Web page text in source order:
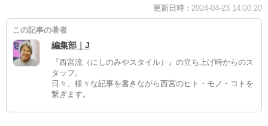
更新日時 : 2024-04-23 14:00:20
この記事の著者
編集部｜J
『西宮流（にしのみやスタイル）』の立ち上げ時からのス
タッフ。
日々、様々な記事を書きながら西宮のヒト・モノ・コトを
繋ぎます。